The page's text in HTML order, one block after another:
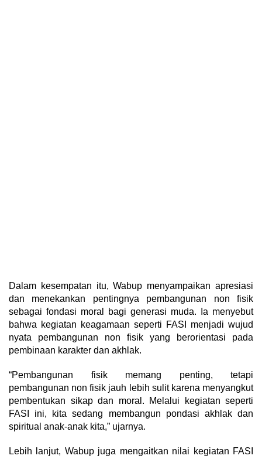
Dalam kesempatan itu, Wabup menyampaikan apresiasi
dan menekankan pentingnya pembangunan non fisik
sebagai fondasi moral bagi generasi muda. Ia menyebut
bahwa kegiatan keagamaan seperti FASI menjadi wujud
nyata pembangunan non fisik yang berorientasi pada
pembinaan karakter dan akhlak.
“Pembangunan fisik memang penting, tetapi
pembangunan non fisik jauh lebih sulit karena menyangkut
pembentukan sikap dan moral. Melalui kegiatan seperti
FASI ini, kita sedang membangun pondasi akhlak dan
spiritual anak-anak kita,” ujarnya.
Lebih lanjut, Wabup juga mengaitkan nilai kegiatan FASI